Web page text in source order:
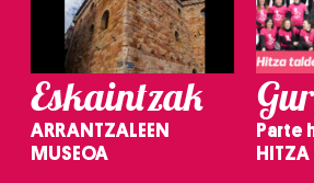
Eskaintzak
ARRANTZALEEN
MUSEOA
Parte